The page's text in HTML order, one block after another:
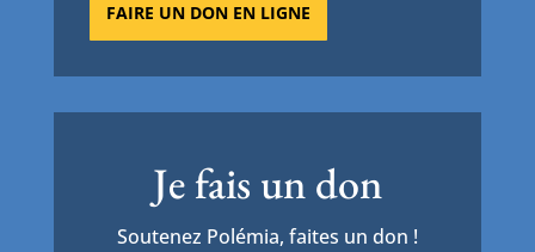
FAIRE UN DON EN LIGNE
Je fais un don
Soutenez Polémia, faites un don !